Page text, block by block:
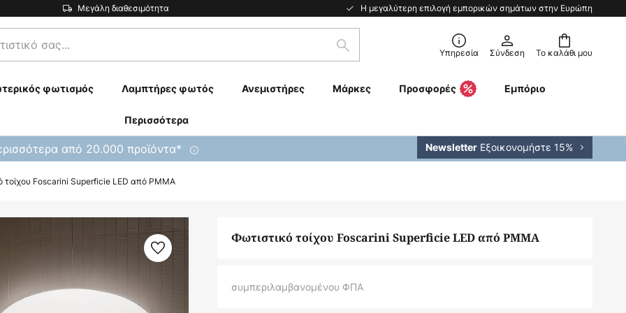
Μεγάλη διαθεσιμότητα Η μεγαλύτερη επιλογή εμπορικών σημάτων στην Ευρώπη
Το καλάθι μου
Αναζήτηση Υπηρεσία Σύνδεση
φωτισμός Λαμπτήρες φωτός Ανεμιστήρες Μάρκες Προσφορές Εμπόριο
Περισσότερα
από 20.000 προϊόντα* Newsletter Εξοικονομήστε 15%
τοίχου Foscarini Superficie LED από PMMA
Φωτιστικό τοίχου Foscarini Superficie LED από PMMA
συμπεριλαμβανομένου ΦΠΑ